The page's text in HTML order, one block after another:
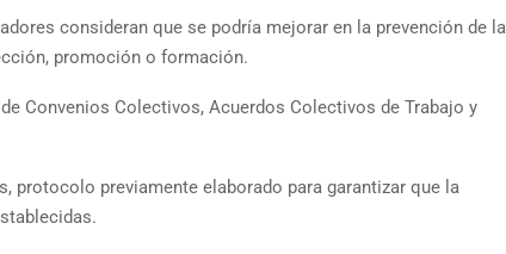
consideran que se podría mejorar en la prevención de la
promoción o formación.
Convenios Colectivos, Acuerdos Colectivos de Trabajo y
protocolo previamente elaborado para garantizar que la